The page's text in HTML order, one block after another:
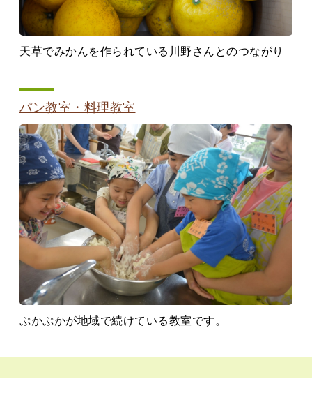
天草でみかんを作られている川野さんとのつながり
パン教室・料理教室
ぷかぷかが地域で続けている教室です。